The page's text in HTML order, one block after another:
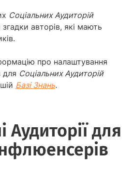
Соціальних Аудиторій
авторів, які мають
про налаштування
для Соціальних Аудиторій
Базі Знань.
Аудиторії для